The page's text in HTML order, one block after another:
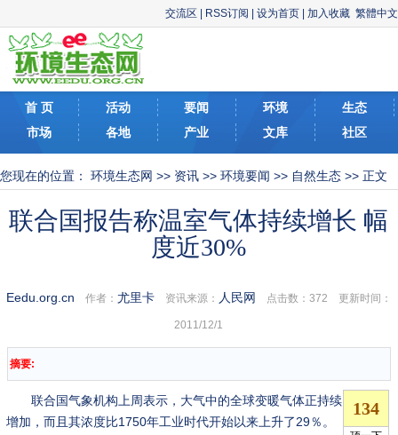
交流区 RSS订阅 设为首页 加入收藏 繁體中文
首 页 活动 要闻 环境
生态
市场
各地 产业 文库 社区
您现在的位置： 环境生态网 >> 资讯 >> 环境要闻 >> 自然生态 >> 正文
联合国报告称温室气体持续增长 幅
度近30%
Eedu.org.cn 作者： 尤里卡资讯来源： 人民网 点击数： 372 更新时间：
2011/12/1
摘要:
联合国气象机构上周表示，大气中的全球变暖气体正持续
增加，而且其浓度比1750年工业时代开始以来上升了29％。